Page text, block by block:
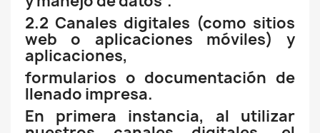
2.2 Canales digitales (como sitios
web o aplicaciones móviles) y
aplicaciones,
formularios o documentación de
llenado impresa.
En primera instancia, al utilizar